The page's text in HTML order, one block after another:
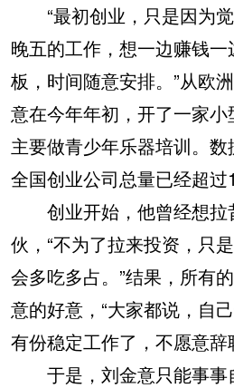
“最初创业，只是因为觉
晚五的工作，想一边赚钱
板，时间随意安排。”从欧
意在今年年初，开了一家小
主要做青少年乐器培训。数
全国创业公司总量已经超过
创业开始，他曾经想拉
伙，“不为了拉来投资，只
会多吃多占。”结果，所有
意的好意，“大家都说，自
有份稳定工作了，不愿意辞
于是，刘金意只能事事